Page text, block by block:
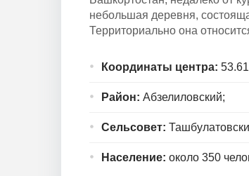
небольшая деревня,
Территориально она
Координаты центра:
Район: Абзелиловский;
Сельсовет:
Население: около 350